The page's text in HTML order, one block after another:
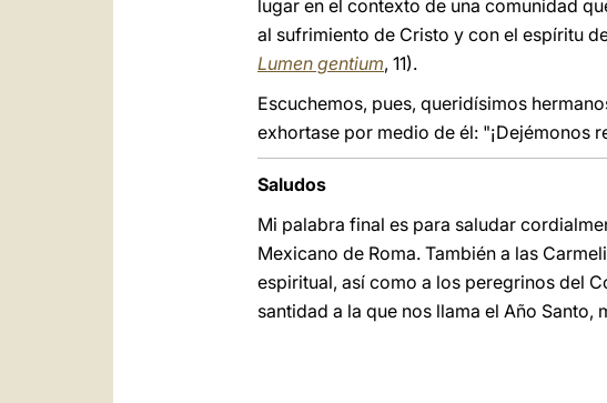
lugar en el contexto de una comunidad
al sufrimiento de Cristo y con el espíritu
Lumen gentium, 11).
Escuchemos, pues, queridísimos
exhortase por medio de él: "¡Dejémonos
Saludos
Mi palabra final es para saludar
Mexicano de Roma. También a las
espiritual, así como a los peregrinos del
santidad a la que nos llama el Año